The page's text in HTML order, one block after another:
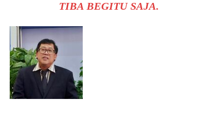
TIBA BEGITU SAJA.